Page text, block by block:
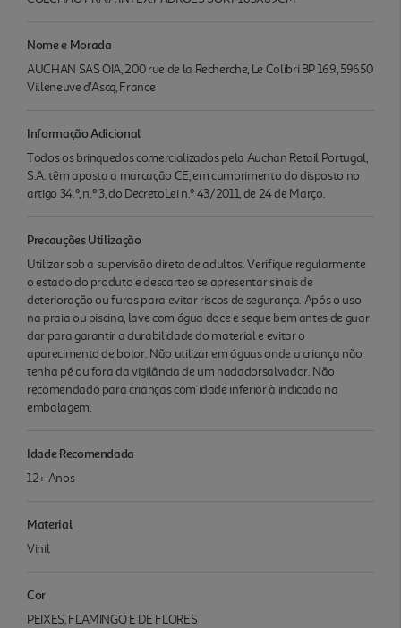
Nome e Morada
AUCHAN SAS OIA, 200 rue de la Recherche, Le Colibri BP 169, 59650
Villeneuve d'Ascq, France
Informação Adicional
Todos os brinquedos comercializados pela Auchan Retail Portugal,
S.A. têm aposta a marcação CE, em cumprimento do disposto no
artigo 34.º, n.º 3, do DecretoLei n.º 43/2011, de 24 de Março.
Precauções Utilização
Utilizar sob a supervisão direta de adultos. Verifique regularmente
o estado do produto e descarteo se apresentar sinais de
deterioração ou furos para evitar riscos de segurança. Após o uso
na praia ou piscina, lave com água doce e seque bem antes de guar
dar para garantir a durabilidade do material e evitar o
aparecimento de bolor. Não utilizar em águas onde a criança não
tenha pé ou fora da vigilância de um nadadorsalvador. Não
recomendado para crianças com idade inferior à indicada na
embalagem.
Idade Recomendada
12+ Anos
Material
Vinil
Cor
PEIXES, FLAMINGO E DE FLORES